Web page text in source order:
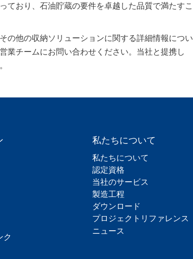
ており、石油貯蔵の要件を卓越した品質で満たすこ
の他の収納ソリューションに関する詳細情報につい
業チームにお問い合わせください。当社と提携し
ク
私たちについて
私たちについて
認定資格
当社のサービス
製造工程
ダウンロード
プロジェクトリファレンス
ニュース